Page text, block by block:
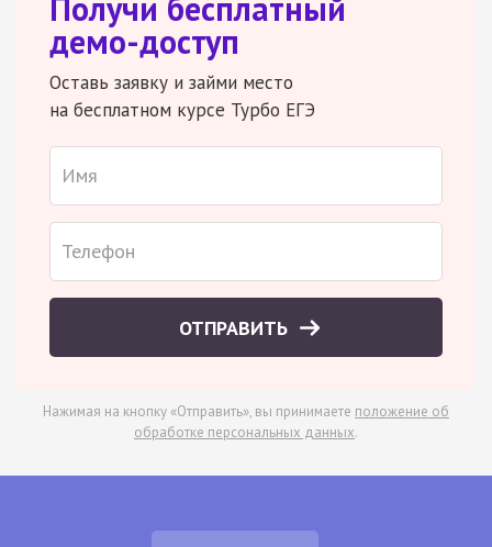
демо-доступ
Оставь заявку и займи место
на бесплатном курсе Турбо ЕГЭ
ОТПРАВИТЬ
Нажимая на кнопку «Отправить», вы принимаете положение об
обработке персональных данных.